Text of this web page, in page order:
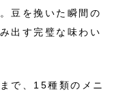
豆を挽いた瞬間の
出す完璧な味わい
で、15種類のメニ